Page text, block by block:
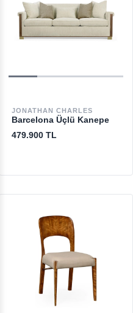
JONATHAN CHARLES
Barcelona Üçlü Kanepe
479.900 TL